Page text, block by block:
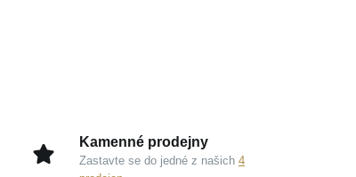
Kamenné prodejny
Zastavte se do jedné z našich 4